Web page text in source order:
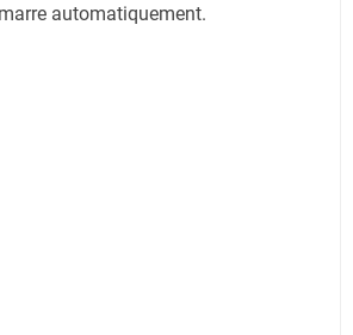
automatiquement.